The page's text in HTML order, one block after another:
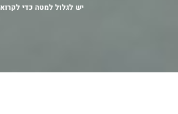
יש לגלול למטה כדי לקרוא